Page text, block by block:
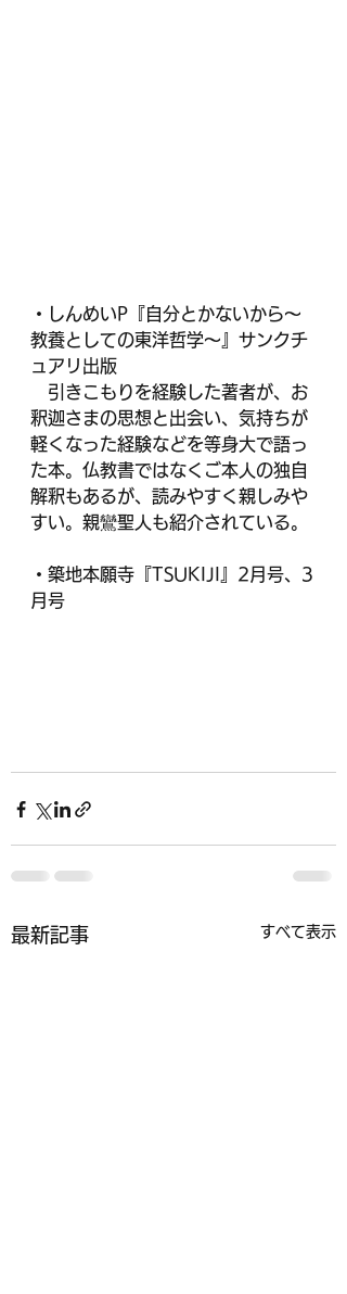
・しんめいP『自分とかないから～
教養としての東洋哲学～』サンクチ
ュアリ出版
引きこもりを経験した著者が、お
釈迦さまの思想と出会い、気持ちが
軽くなった経験などを等身大で語っ
た本。仏教書ではなくご本人の独自
解釈もあるが、読みやすく親しみや
すい。親鸞聖人も紹介されている。
・築地本願寺『TSUKIJI』2月号、3
月号
最新記事 すべて表示